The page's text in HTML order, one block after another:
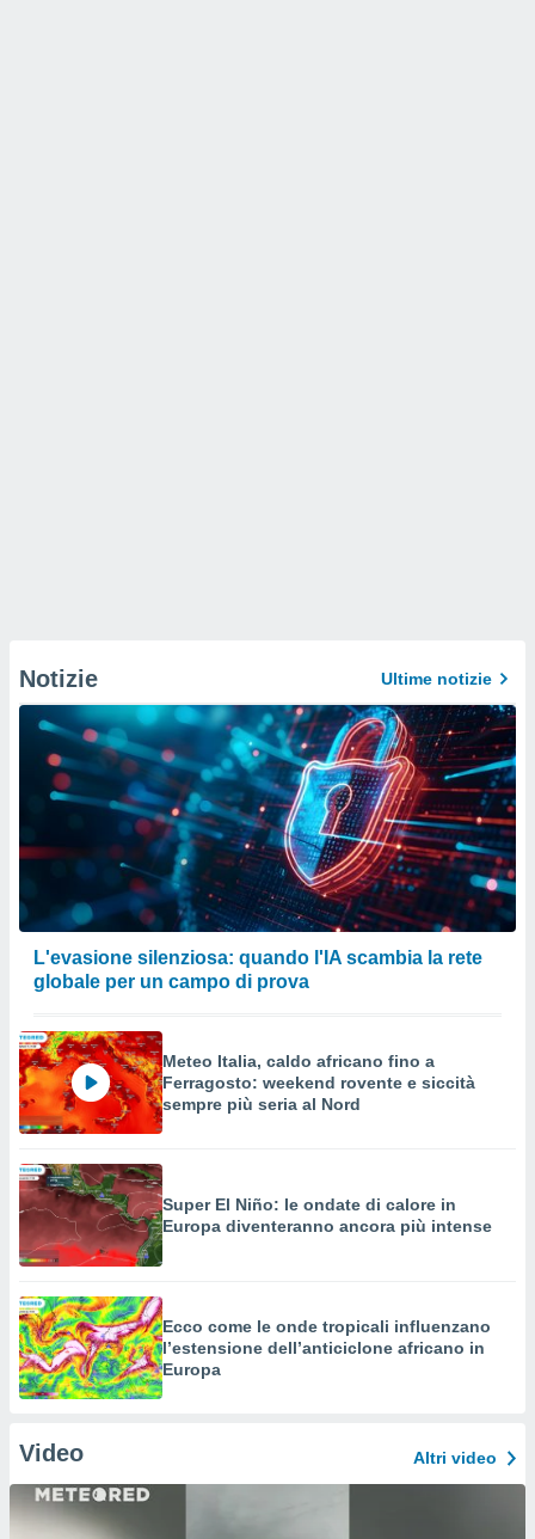
Notizie Ultime notizie
L'evasione silenziosa: quando l'IA scambia la rete
globale per un campo di prova
Meteo Italia, caldo africano fino a
Ferragosto: weekend rovente e siccità
sempre più seria al Nord
Super El Niño: le ondate di calore in
Europa diventeranno ancora più intense
Ecco come le onde tropicali influenzano
l’estensione dell’anticiclone africano in
Europa
Video Altri video